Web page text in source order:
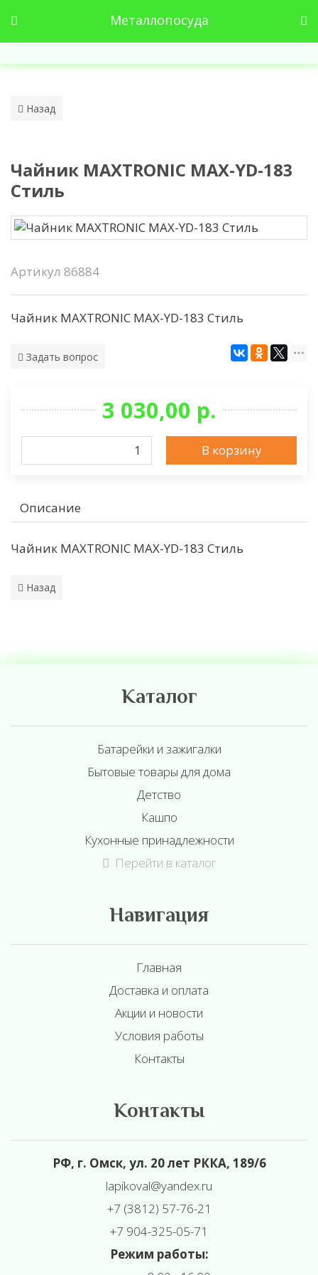
Металлопосуда
Назад
Чайник MAXTRONIC MAX-YD-183
Стиль
Артикул 86884
Чайник MAXTRONIC MAX-YD-183 Стиль
Задать вопрос
3 030,00 р.
В корзину
Описание
Чайник MAXTRONIC MAX-YD-183 Стиль
Назад
Каталог
Батарейки и зажигалки
Бытовые товары для дома
Детство
Кашпо
Кухонные принадлежности
Перейти в каталог
Навигация
Главная
Доставка и оплата
Акции и новости
Условия работы
Контакты
Контакты
РФ, г. Омск, ул. 20 лет РККА, 189/6
lapikoval@yandex.ru
+7 (3812) 57-76-21
+7 904-325-05-71
Режим работы: